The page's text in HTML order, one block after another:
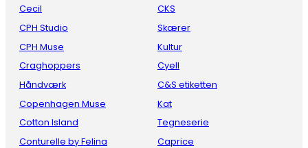
Cecil
CPH Studio
CPH Muse
Craghoppers
Håndværk
Copenhagen Muse
Cotton Island
Conturelle by Felina
CKS
Skærer
Kultur
Cyell
C&S etiketten
Kat
Tegneserie
Caprice